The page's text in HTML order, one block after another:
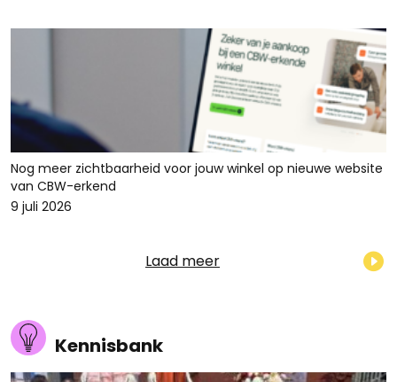
Nog meer zichtbaarheid voor jouw winkel op nieuwe website
van CBW-erkend
9 juli 2026
Laad meer
Kennisbank